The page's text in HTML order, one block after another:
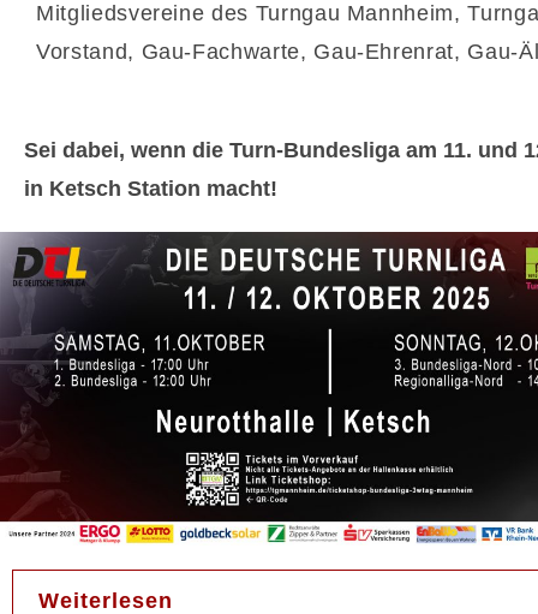
Mitgliedsvereine des Turngau Mannheim,
Vorstand, Gau-Fachwarte, Gau-Ehrenrat, Gau-
Sei dabei, wenn die Turn-Bundesliga am 11. und
in Ketsch Station macht!
Weiterlesen